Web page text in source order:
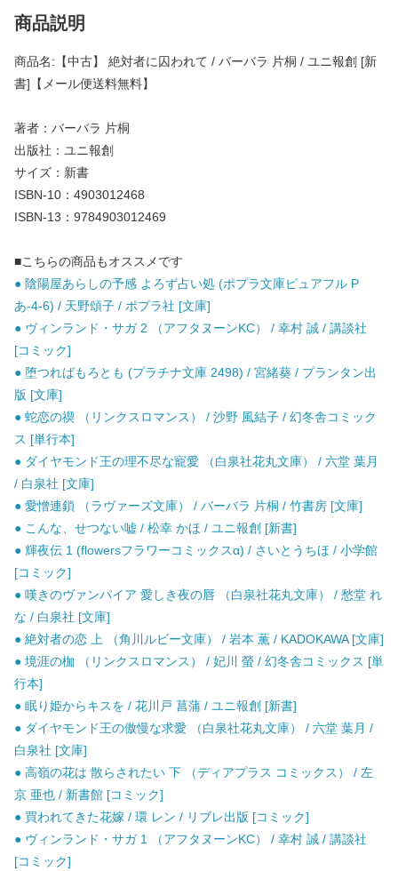
商品説明
商品名:【中古】 絶対者に囚われて / バーバラ 片桐 / ユニ報創 [新
書]【メール便送料無料】
著者：バーバラ 片桐
出版社：ユニ報創
サイズ：新書
ISBN-10：4903012468
ISBN-13：9784903012469
■こちらの商品もオススメです
● 陰陽屋あらしの予感 よろず占い処 (ポプラ文庫ピュアフル P
あ-4-6) / 天野頌子 / ポプラ社 [文庫]
● ヴィンランド・サガ 2 （アフタヌーンKC） / 幸村 誠 / 講談社
[コミック]
● 堕つればもろとも (プラチナ文庫 2498) / 宮緒葵 / プランタン出
版 [文庫]
● 蛇恋の禊 （リンクスロマンス） / 沙野 風結子 / 幻冬舎コミック
ス [単行本]
● ダイヤモンド王の理不尽な寵愛 （白泉社花丸文庫） / 六堂 葉月
/ 白泉社 [文庫]
● 愛憎連鎖 （ラヴァーズ文庫） / バーバラ 片桐 / 竹書房 [文庫]
● こんな、せつない嘘 / 松幸 かほ / ユニ報創 [新書]
● 輝夜伝 1 (flowersフラワーコミックスα) / さいとうちほ / 小学館
[コミック]
● 嘆きのヴァンパイア 愛しき夜の唇 （白泉社花丸文庫） / 愁堂 れ
な / 白泉社 [文庫]
● 絶対者の恋 上 （角川ルビー文庫） / 岩本 薫 / KADOKAWA [文庫]
● 境涯の枷 （リンクスロマンス） / 妃川 螢 / 幻冬舎コミックス [単
行本]
● 眠り姫からキスを / 花川戸 菖蒲 / ユニ報創 [新書]
● ダイヤモンド王の傲慢な求愛 （白泉社花丸文庫） / 六堂 葉月 /
白泉社 [文庫]
● 高嶺の花は 散らされたい 下 （ディアプラス コミックス） / 左
京 亜也 / 新書館 [コミック]
● 買われてきた花嫁 / 環 レン / リブレ出版 [コミック]
● ヴィンランド・サガ 1 （アフタヌーンKC） / 幸村 誠 / 講談社
[コミック]